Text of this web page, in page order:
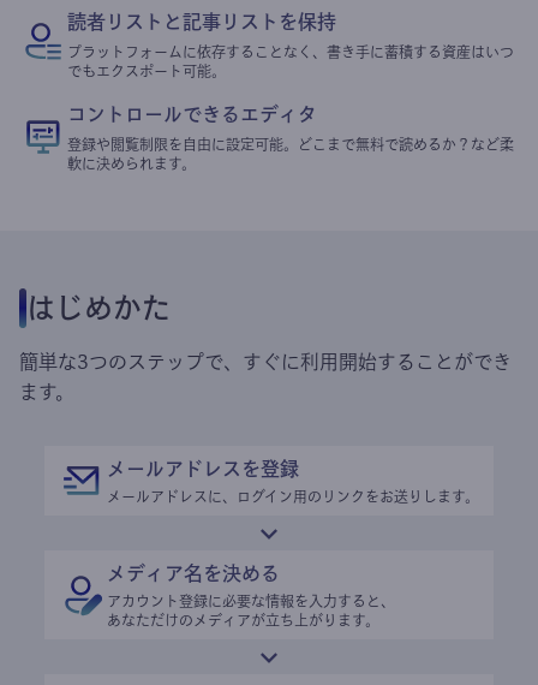
読者リストと記事リストを保持
プラットフォームに依存することなく、書き手に蓄積する資産はいつ
でもエクスポート可能。
コントロールできるエディタ
登録や閲覧制限を自由に設定可能。どこまで無料で読めるか？など柔
軟に決められます。
はじめかた
簡単な3つのステップで、すぐに利用開始することができ
ます。
メールアドレスを登録
メールアドレスに、ログイン用のリンクをお送りします。
メディア名を決める
アカウント登録に必要な情報を入力すると、
あなただけのメディアが立ち上がります。